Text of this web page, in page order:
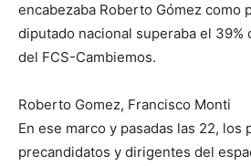
encabezaba Roberto Gómez como
diputado nacional superaba el 39%
del FCS-Cambiemos.
Roberto Gomez, Francisco Monti
En ese marco y pasadas las 22, los
precandidatos y dirigentes del